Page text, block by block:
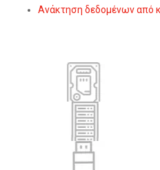
Ανάκτηση δεδομένων από